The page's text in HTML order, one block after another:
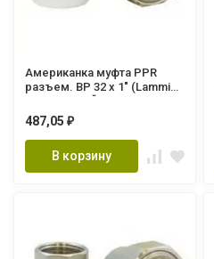
Американка муфта PPR
разъем. ВР 32 х 1" (Lammin)
487,05 ₽
В корзину